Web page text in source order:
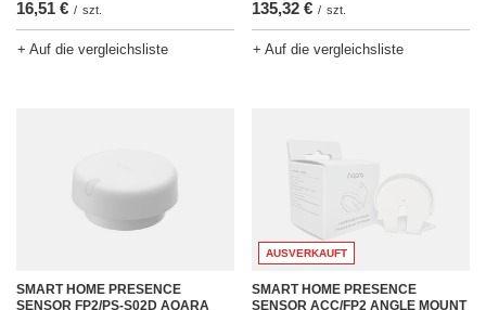
16,51 € / szt.
+ Auf die vergleichsliste
135,32 € / szt.
+ Auf die vergleichsliste
SMART HOME PRESENCE
SENSOR FP2/PS-S02D AQARA
AUSVERKAUFT
SMART HOME PRESENCE
SENSOR ACC/FP2 ANGLE MOUNT